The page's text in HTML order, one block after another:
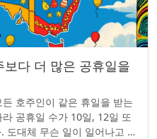
다 더 많은 공휴일을
호주인이 같은 휴일을 받는
공휴일 수가 10일, 12일 또
도대체 무슨 일이 일어나고 있